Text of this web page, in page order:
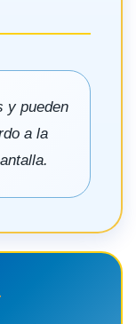
y pueden
a la